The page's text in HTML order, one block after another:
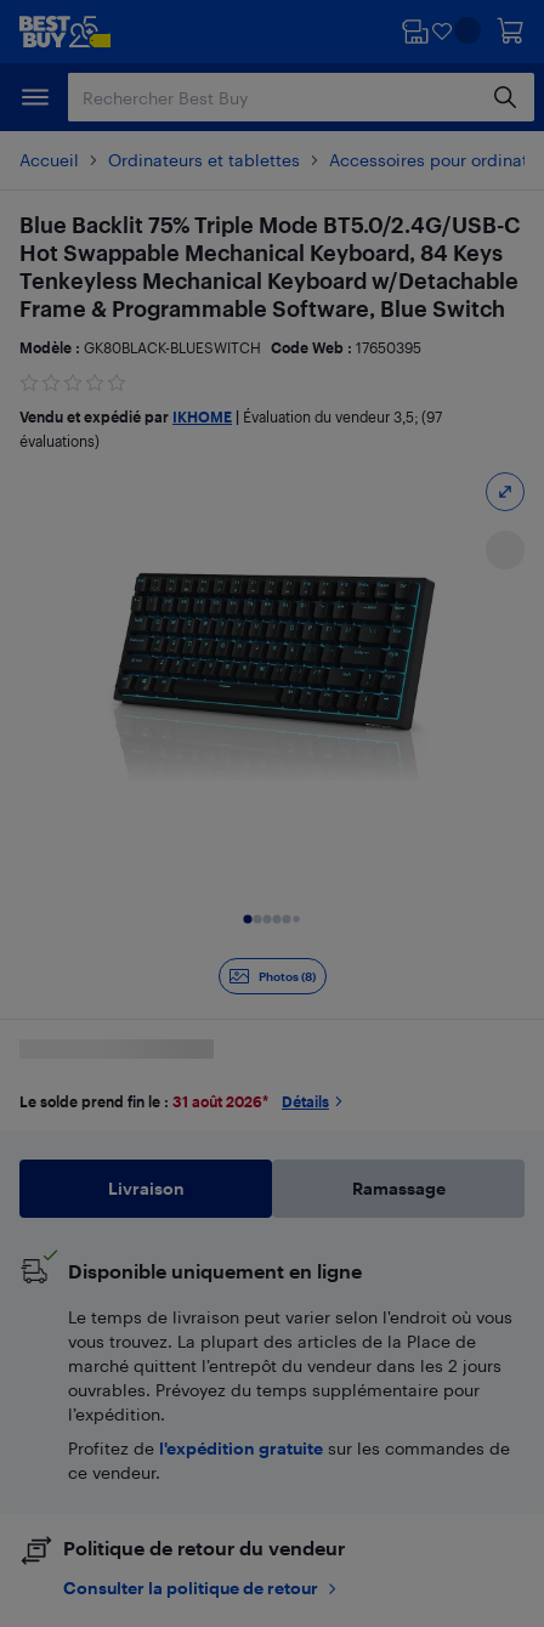
Passer
principal
Passer
Accueil Ordinateurs et tablettes Accessoires pour
Photos (8)
Blue Backlit 75% Triple Mode BT5.0/2.4G/USB-C
Hot Swappable Mechanical Keyboard, 84 Keys
Tenkeyless Mechanical Keyboard w/Detachable
Frame & Programmable Software, Blue Switch
Modèle : GK80BLACK-BLUESWITCH Code Web : 17650395
Vendu et expédié par IKHOME Évaluation du vendeur 3,5; (97
évaluations)
Le solde prend fin le : 31 août 2026* Détails
Livraison Ramassage
Disponible uniquement en ligne
Le temps de livraison peut varier selon l'endroit où vous
vous trouvez. La plupart des articles de la Place de
marché quittent l’entrepôt du vendeur dans les 2 jours
ouvrables. Prévoyez du temps supplémentaire pour
l’expédition.
Profitez de l'expédition gratuite sur les commandes de
ce vendeur.
Politique de retour du vendeur
Consulter la politique de retour